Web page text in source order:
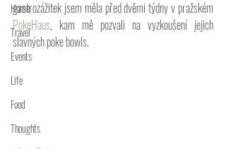
Home
Travel
Events
Life
Food
Thoughts
PokeHaus, kam mě pozvali na vyzkoušení jejich
slavných poke bowls.